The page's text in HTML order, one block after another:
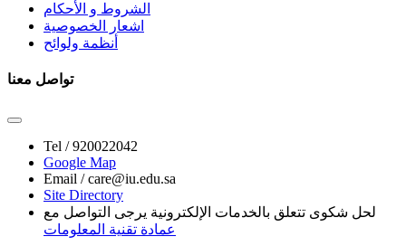
الشروط و الأحكام
اشعار الخصوصية
أنظمة ولوائح
تواصل معنا
Tel /920022042
Google Map
Email /care@iu.edu.sa
Site Directory
لحل شكوى تتعلق بالخدمات الإلكترونية يرجى التواصل مع
عمادة تقنية المعلومات